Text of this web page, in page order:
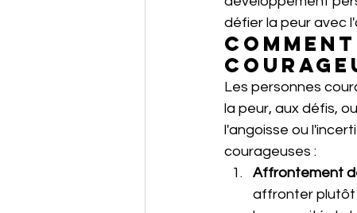
défier la peur avec
Les personnes
la peur, aux défis,
l'angoisse ou
courageuses :
Affrontement
affronter plutôt